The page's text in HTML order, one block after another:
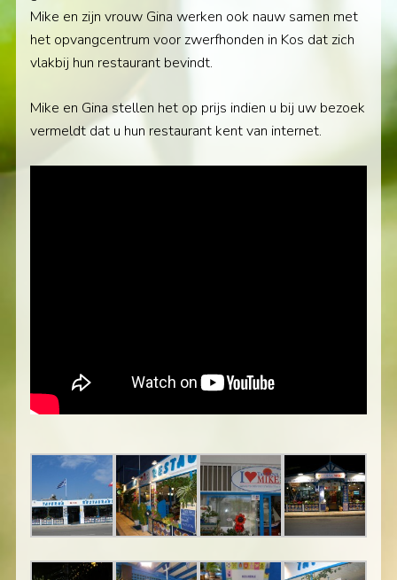
Mike en zijn vrouw Gina werken ook nauw samen met
het opvangcentrum voor zwerfhonden in Kos dat zich
vlakbij hun restaurant bevindt.
Mike en Gina stellen het op prijs indien u bij uw bezoek
vermeldt dat u hun restaurant kent van internet.